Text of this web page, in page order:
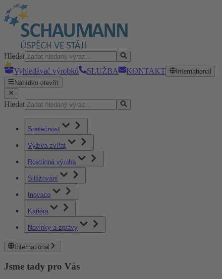
Hledat
Vyhledávač výrobků
SLUŽBA KONTAKT
International
Nabídku otevřít
Hledat
Společnost
Výživa zvířat
Rostlinná výroba
Silážování
Inovace
Kariéra
Novinky a zprávy
International
Jsme tady pro Vás